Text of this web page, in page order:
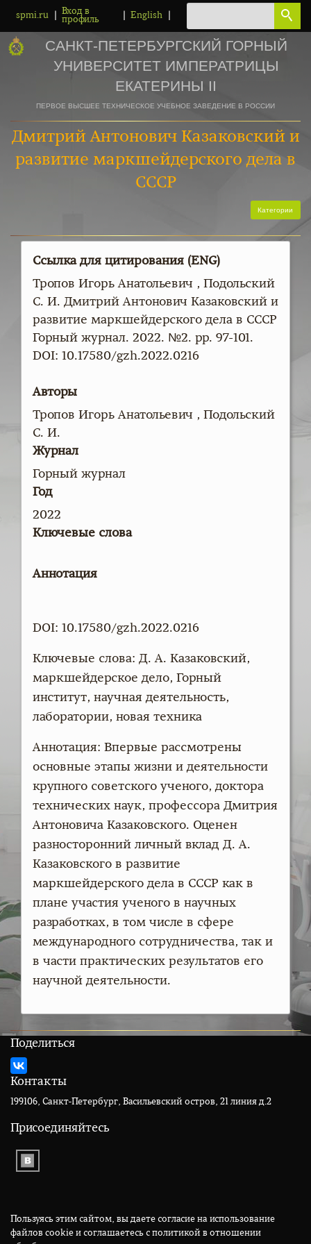
spmi.ru
Вход в
профиль
English
САНКТ-ПЕТЕРБУРГСКИЙ ГОРНЫЙ
УНИВЕРСИТЕТ ИМПЕРАТРИЦЫ
ЕКАТЕРИНЫ II
ПЕРВОЕ ВЫСШЕЕ ТЕХНИЧЕСКОЕ УЧЕБНОЕ ЗАВЕДЕНИЕ В РОССИИ
Дмитрий Антонович Казаковский и
развитие маркшейдерского дела в
СССР
Категории
Ссылка для цитирования (ENG)
Тропов Игорь Анатольевич , Подольский
С. И. Дмитрий Антонович Казаковский и
развитие маркшейдерского дела в СССР
Горный журнал. 2022. №2. pp. 97-101.
DOI: 10.17580/gzh.2022.0216
Авторы
Тропов Игорь Анатольевич , Подольский
С. И.
Журнал
Горный журнал
Год
2022
Ключевые слова
Аннотация
DOI: 10.17580/gzh.2022.0216
Ключевые слова: Д. А. Казаковский,
маркшейдерское дело, Горный
институт, научная деятельность,
лаборатории, новая техника
Аннотация: Впервые рассмотрены
основные этапы жизни и деятельности
крупного советского ученого, доктора
технических наук, профессора Дмитрия
Антоновича Казаковского. Оценен
разносторонний личный вклад Д. А.
Казаковского в развитие
маркшейдерского дела в СССР как в
плане участия ученого в научных
разработках, в том числе в сфере
международного сотрудничества, так и
в части практических результатов его
научной деятельности.
Поделиться
Контакты
199106, Санкт-Петербург, Васильевский остров, 21 линия д.2
Присоединяйтесь
Пользуясь этим сайтом, вы даете согласие на использование
файлов cookie и соглашаетесь с политикой в отношении